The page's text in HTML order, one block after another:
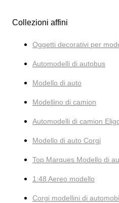
Collezioni affini
Oggetti decorativi per
Automodelli di autobus
Modello di auto
Modellino di camion
Automodelli di camion
Modello di auto Corgi
Top Marques Modello di
1:48 Aereo modello
Corgi modellini di